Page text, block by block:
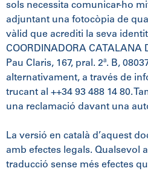
sols necessita comunicar-ho
adjuntant una fotocòpia de
vàlid que acrediti la seva
COORDINADORA CATALANA
Pau Claris, 167, pral. 2ª. B,
alternativament, a través de
trucant al ++34 93 488 14 80.
una reclamació davant una
La versió en català d’aquest
amb efectes legals. Qualsevol
traducció sense més efectes